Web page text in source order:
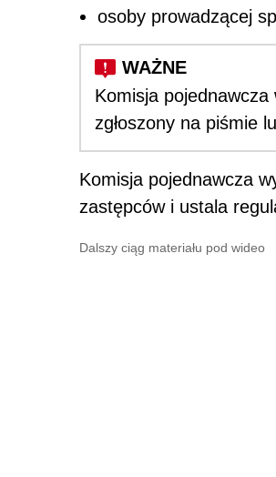
osoby prowadzącej
Komisja
zgłoszony na piśmie
Komisja pojednawcza
zastępców i ustala
Dalszy ciąg materiału pod wideo